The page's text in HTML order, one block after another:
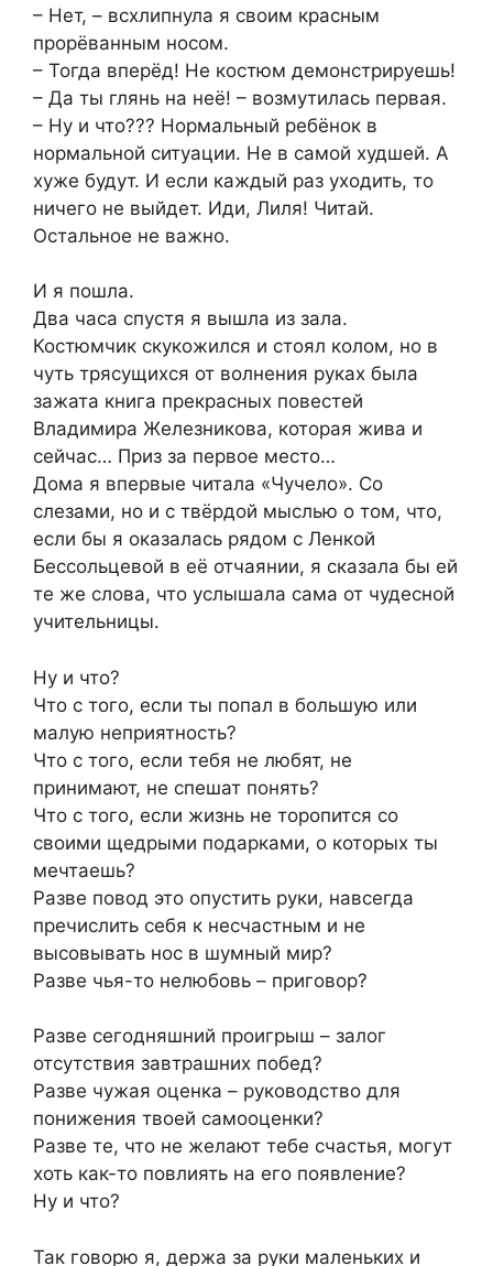
– Нет, – всхлипнула я своим красным
прорёванным носом.
– Тогда вперёд! Не костюм демонстрируешь!
– Да ты глянь на неё! – возмутилась первая.
– Ну и что??? Нормальный ребёнок в
нормальной ситуации. Не в самой худшей. А
хуже будут. И если каждый раз уходить, то
ничего не выйдет. Иди, Лиля! Читай.
Остальное не важно.
И я пошла.
Два часа спустя я вышла из зала.
Костюмчик скукожился и стоял колом, но в
чуть трясущихся от волнения руках была
зажата книга прекрасных повестей
Владимира Железникова, которая жива и
сейчас… Приз за первое место…
Дома я впервые читала «Чучело». Со
слезами, но и с твёрдой мыслью о том, что,
если бы я оказалась рядом с Ленкой
Бессольцевой в её отчаянии, я сказала бы ей
те же слова, что услышала сама от чудесной
учительницы.
Ну и что?
Что с того, если ты попал в большую или
малую неприятность?
Что с того, если тебя не любят, не
принимают, не спешат понять?
Что с того, если жизнь не торопится со
своими щедрыми подарками, о которых ты
мечтаешь?
Разве повод это опустить руки, навсегда
пречислить себя к несчастным и не
высовывать нос в шумный мир?
Разве чья-то нелюбовь – приговор?
Разве сегодняшний проигрыш – залог
отсутствия завтрашних побед?
Разве чужая оценка – руководство для
понижения твоей самооценки?
Разве те, что не желают тебе счастья, могут
хоть как-то повлиять на его появление?
Ну и что?
Так говорю я, держа за руки маленьких и